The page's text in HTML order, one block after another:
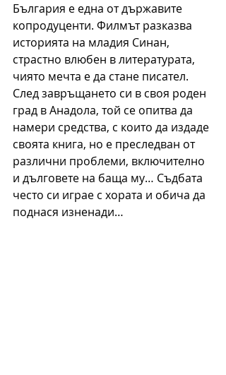
България е една от държавите
копродуценти. Филмът разказва
историята на младия Синан,
страстно влюбен в литературата,
чиято мечта е да стане писател.
След завръщането си в своя роден
град в Анадола, той се опитва да
намери средства, с които да издаде
своята книга, но е преследван от
различни проблеми, включително
и дълговете на баща му… Съдбата
често си играе с хората и обича да
поднася изненади…